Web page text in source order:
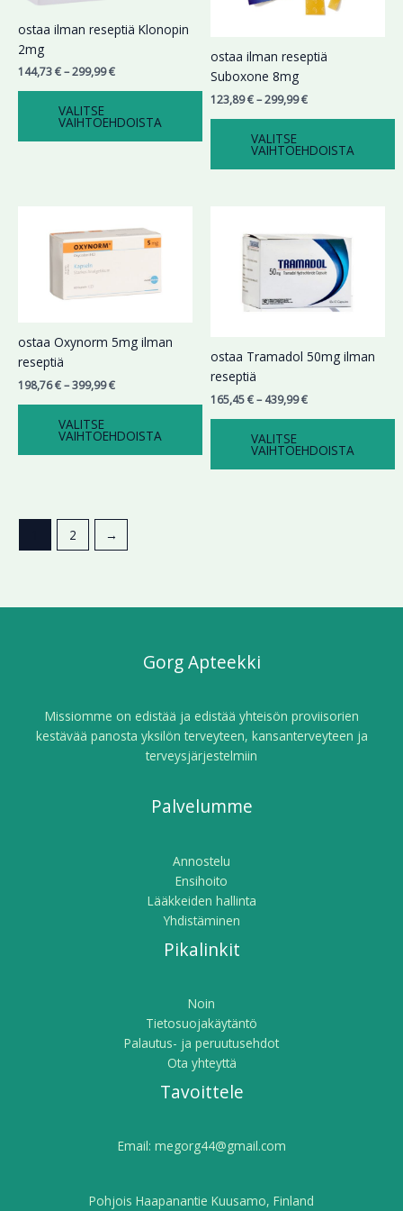
ostaa ilman reseptiä Klonopin
2mg
144,73€–299,99€
VALITSE
VAIHTOEHDOISTA
tehdä
valinnat
tuotteen
sivulla.
ostaa ilman reseptiä
Suboxone 8mg
123,89€–299,99€
VALITSE
VAIHTOEHDOISTA
valinnat
tuotteen
sivulla.
ostaa Oxynorm 5mg ilman
reseptiä
198,76€–399,99€
198,76 €
-
399,99 €
VALITSE
VAIHTOEHDOISTA
tuotteella
useampi
muunnelma.
tehdä
valinnat
tuotteen
sivulla.
ostaa Tramadol 50mg ilman
reseptiä
165,45€– 439,99€
439,99 €
VALITSE
VAIHTOEHDOISTA
tuotteella
useampi
muunnelma.
valinnat
tuotteen
sivulla.
2 →
Gorg Apteekki
Missiomme on edistää ja edistää yhteisön proviisorien
kestävää panosta yksilön terveyteen, kansanterveyteen ja
terveysjärjestelmiin
Palvelumme
Annostelu
Ensihoito
Lääkkeiden hallinta
Yhdistäminen
Pikalinkit
Noin
Tietosuojakäytäntö
Palautus- ja peruutusehdot
Ota yhteyttä
Tavoittele
Email: megorg44@gmail.com
Pohjois Haapanantie Kuusamo, Finland